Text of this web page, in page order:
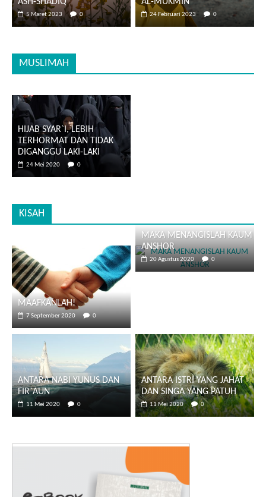
5 Maret 2023 0 24 Februari 2023 0
MUSLIMAH
HIJAB SYAR`I, LEBIH
TERHORMAT DAN TIDAK
DIGANGGU LAKI-LAKI
24 Mei 2020 0
KISAH
MAAFKANLAH!
7 September 2020 0
MAKA MENANGISLAH KAUM
ANSHOR
20 Agustus 2020 0
ANTARA NABI YUNUS DAN
FIR`AUN
11 Mei 2020 0
ANTARA ISTRI YANG JAHAT
DAN SINGA YANG PATUH
11 Mei 2020 0